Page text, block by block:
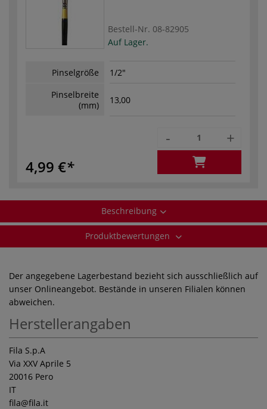
Bestell-Nr. 08-82905
Auf Lager.
Pinselgröße
1/2"
Pinselbreite
(mm)
13,00
4,99 €
- +
Beschreibung
Produktbewertungen
Der angegebene Lagerbestand bezieht sich ausschließlich auf
unser Onlineangebot. Bestände in unseren Filialen können
abweichen.
Herstellerangaben
Fila S.p.A
Via XXV Aprile 5
20016 Pero
IT
fila@fila.it